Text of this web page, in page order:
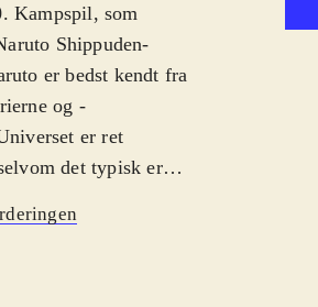
Kampspil, som
Shippuden-
er bedst kendt fra
og -
er ret
det typisk er
også god